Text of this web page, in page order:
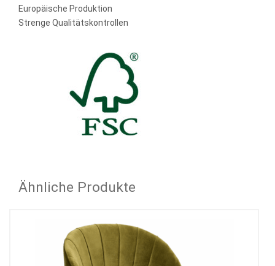
Europäische Produktion
Strenge Qualitätskontrollen
Ähnliche Produkte